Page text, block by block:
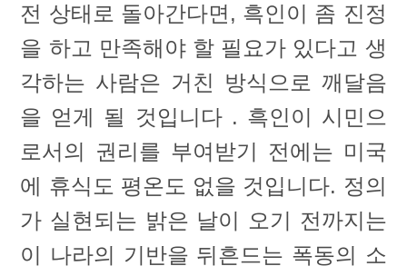
전 상태로 돌아간다면, 흑인이 좀 진정
을 하고 만족해야 할 필요가 있다고 생
각하는 사람은 거친 방식으로 깨달음
을 얻게 될 것입니다 . 흑인이 시민으
로서의 권리를 부여받기 전에는 미국
에 휴식도 평온도 없을 것입니다. 정의
가 실현되는 밝은 날이 오기 전까지는
이 나라의 기반을 뒤흔드는 폭동의 소